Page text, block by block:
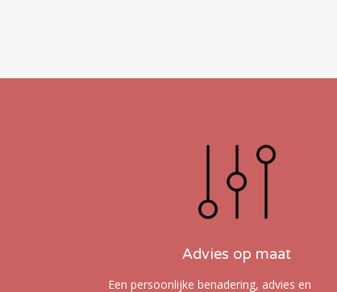
Advies op maat
Een persoonlijke benadering, advies en